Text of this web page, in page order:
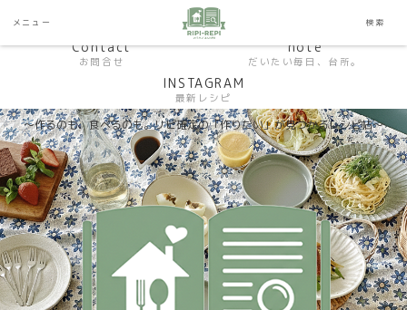
〜作るのも、食べるのも。リピ確定の「作りたい」が見つかるレシピ帖〜
Contact
お問合せ
note
だいたい毎日、台所。
INSTAGRAM
最新レシピ
メニュー 検索